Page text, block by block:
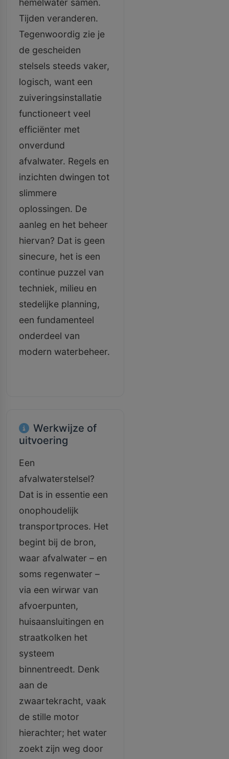
hemelwater samen.
Tijden veranderen.
Tegenwoordig zie je
de gescheiden
stelsels steeds vaker,
logisch, want een
zuiveringsinstallatie
functioneert veel
efficiënter met
onverdund
afvalwater. Regels en
inzichten dwingen tot
slimmere
oplossingen. De
aanleg en het beheer
hiervan? Dat is geen
sinecure, het is een
continue puzzel van
techniek, milieu en
stedelijke planning,
een fundamenteel
onderdeel van
modern waterbeheer.
Werkwijze of
uitvoering
Een
afvalwaterstelsel?
Dat is in essentie een
onophoudelijk
transportproces. Het
begint bij de bron,
waar afvalwater – en
soms regenwater –
via een wirwar van
afvoerpunten,
huisaansluitingen en
straatkolken het
systeem
binnentreedt. Denk
aan de
zwaartekracht, vaak
de stille motor
hierachter; het water
zoekt zijn weg door